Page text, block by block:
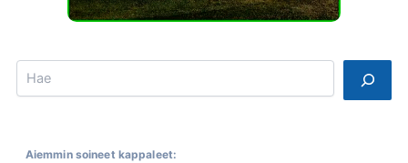
Search
Aiemmin soineet kappaleet: